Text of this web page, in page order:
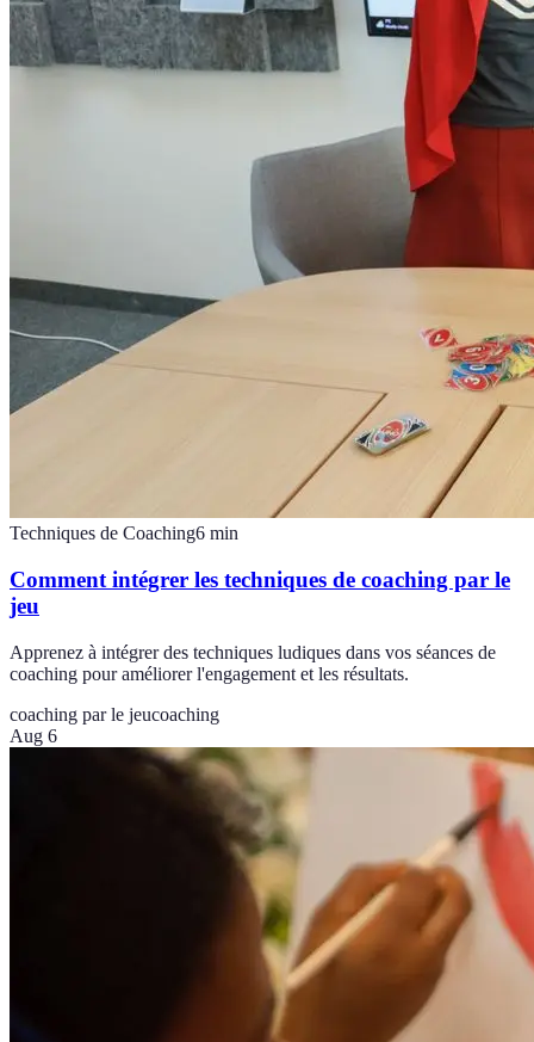
Techniques de Coaching6 min
Comment intégrer les techniques de coaching par le
jeu
Apprenez à intégrer des techniques ludiques dans vos séances de
coaching pour améliorer l'engagement et les résultats.
coaching par le jeucoaching
Aug 6